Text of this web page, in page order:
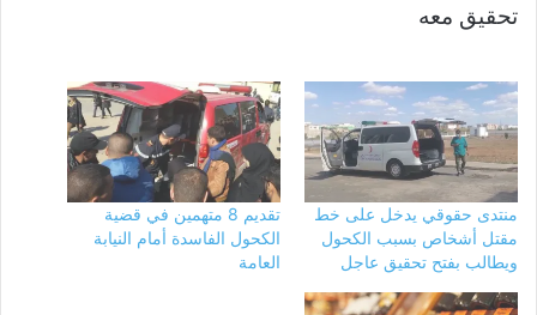
تحقيق معه
منتدى حقوقي يدخل على خط
مقتل أشخاص بسبب الكحول
ويطالب بفتح تحقيق عاجل
تقديم 8 متهمين في قضية
الكحول الفاسدة أمام النيابة
العامة